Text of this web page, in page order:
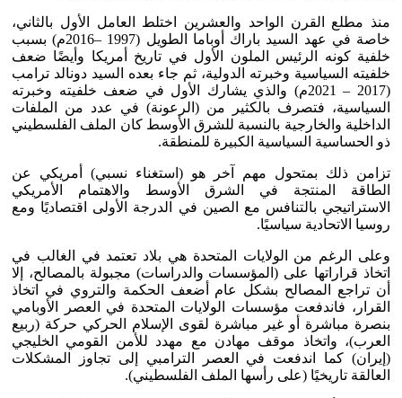
منذ مطلع القرن الواحد والعشرين اختلط العامل الأول بالثاني،
خاصة في عهد السيد باراك أوباما الطويل (1997 –2016م) بسبب
خلفية كونه الرئيس الملون الأول في تاريخ أمريكا وأيضًا ضعف
خلفيته السياسية وخبرته الدولية، ثم جاء بعده السيد دونالد ترامب
(2017 – 2021م) والذي يشارك الأول في ضعف خلفيته وخبرته
السياسية، فتصرف بالكثير من (الرعونة) في عدد من الملفات
الداخلية والخارجية بالنسبة للشرق الأوسط كان الملف الفلسطيني
ذو الحساسية السياسية الكبيرة للمنطقة.
تزامن ذلك بمتحول مهم آخر هو (استغناء نسبي) أمريكي عن
الطاقة المنتجة في الشرق الأوسط والاهتمام الأمريكي
الاستراتيجي بالتنافس مع الصين في الدرجة الأولى اقتصاديًا ومع
روسيا الاتحادية سياسيًا.
وعلى الرغم من الولايات المتحدة هي بلاد تعتمد في الغالب في
اتخاذ قراراتها على (المؤسسات والدراسات) مجبولة بالمصالح، إلا
أن تراجع المصالح بشكل عام أضعف الحكمة والتروي في اتخاذ
القرار، فاندفعت مؤسسات الولايات المتحدة في العصر الأوبامي
بنصرة مباشرة أو غير مباشرة لقوى الإسلام الحركي حركة (ربيع
العرب)، واتخاذ موقف مهادن مع مهدد للأمن القومي الخليجي
(إيران) كما اندفعت في العصر الترامبي إلى تجاوز المشكلات
العالقة تاريخيًا (على رأسها الملف الفلسطيني).